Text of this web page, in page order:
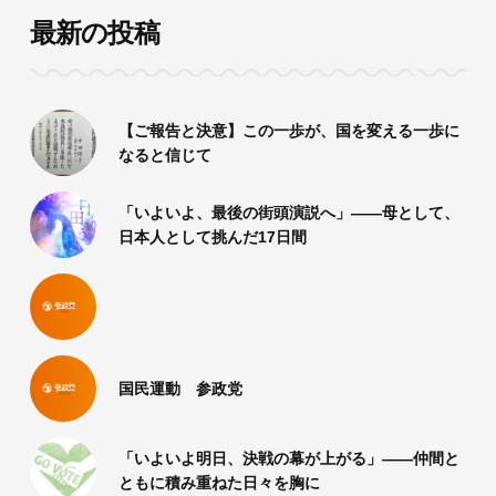
最新の投稿
【ご報告と決意】この一歩が、国を変える一歩に
なると信じて
「いよいよ、最後の街頭演説へ」――母として、
日本人として挑んだ17日間
国民運動 参政党
「いよいよ明日、決戦の幕が上がる」――仲間と
ともに積み重ねた日々を胸に